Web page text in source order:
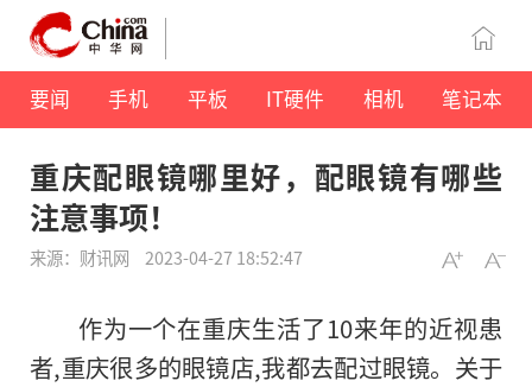
要闻 手机 平板 IT硬件 相机 笔记本
重庆配眼镜哪里好，配眼镜有哪些
注意事项！
来源：财讯网 2023-04-27 18:52:47
作为一个在重庆生活了10来年的近视患
者,重庆很多的眼镜店,我都去配过眼镜。关于